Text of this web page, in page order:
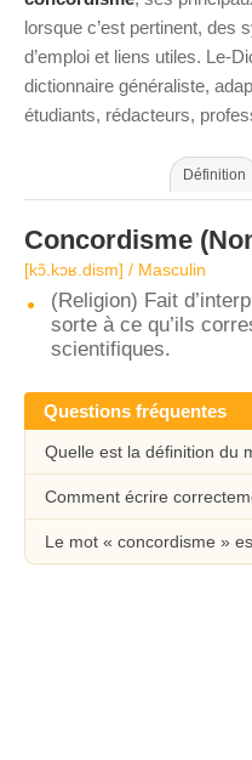
lorsque c’est pertinent, des
d’emploi et liens utiles. Le-
dictionnaire généraliste,
étudiants, rédacteurs,
Définition
Concordisme
[kɔ̃.kɔʁ.dism] / Masculin
(Religion) Fait
sorte à ce qu’ils
scientifiques.
Questions fréquentes
Quelle est la définition du
Comment écrire
Le mot « concordisme »